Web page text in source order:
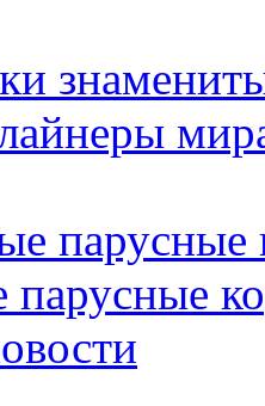
парусные